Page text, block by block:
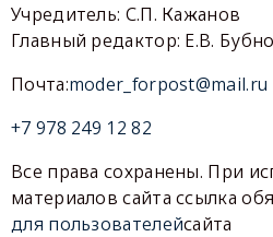
Учредитель: С.П. Кажанов
Главный редактор: Е.В.
Почта:moder_forpost@mail.ru
+7 978 249 12 82
Все права сохранены. При
материалов сайта ссылка
для пользователейсайта